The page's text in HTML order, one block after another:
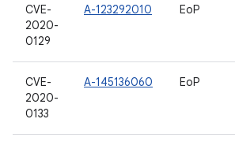
CVE-
2020-
0129
A-123292010 EoP
CVE-
2020-
0133
A-145136060 EoP